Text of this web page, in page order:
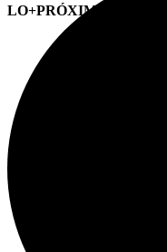
LO+PRÓXIMO (CITAS)